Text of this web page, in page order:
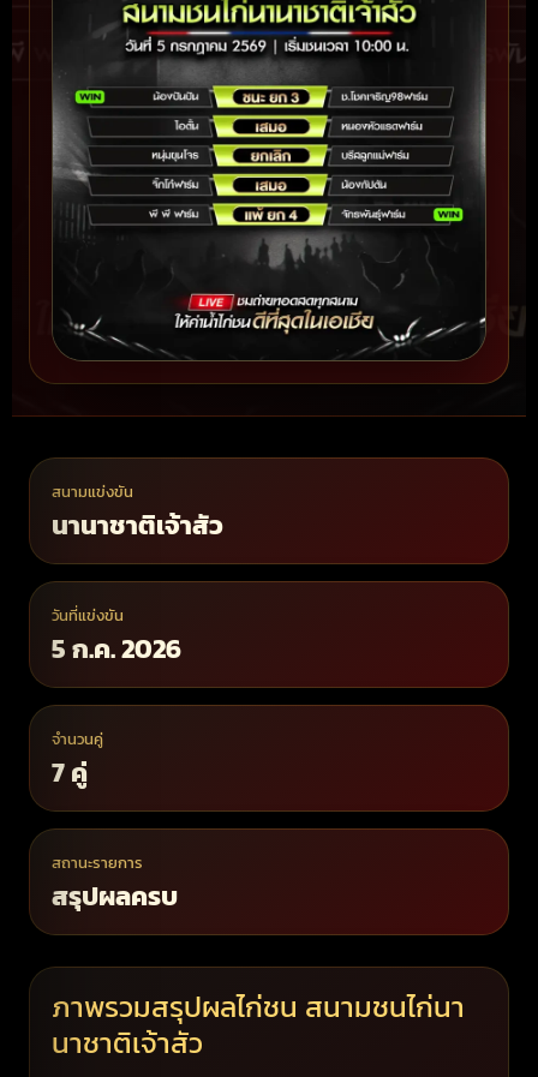
สนามแข่งขัน
นานาชาติเจ้าสัว
วันที่แข่งขัน
5 ก.ค. 2026
จำนวนคู่
7 คู่
สถานะรายการ
สรุปผลครบ
ภาพรวมสรุปผลไก่ชน สนามชนไก่นา
นาชาติเจ้าสัว